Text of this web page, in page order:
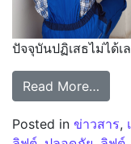
ปัจจุบันปฏิเสธไม่ได้เ
Read More…
Posted in ข่าวสาร,